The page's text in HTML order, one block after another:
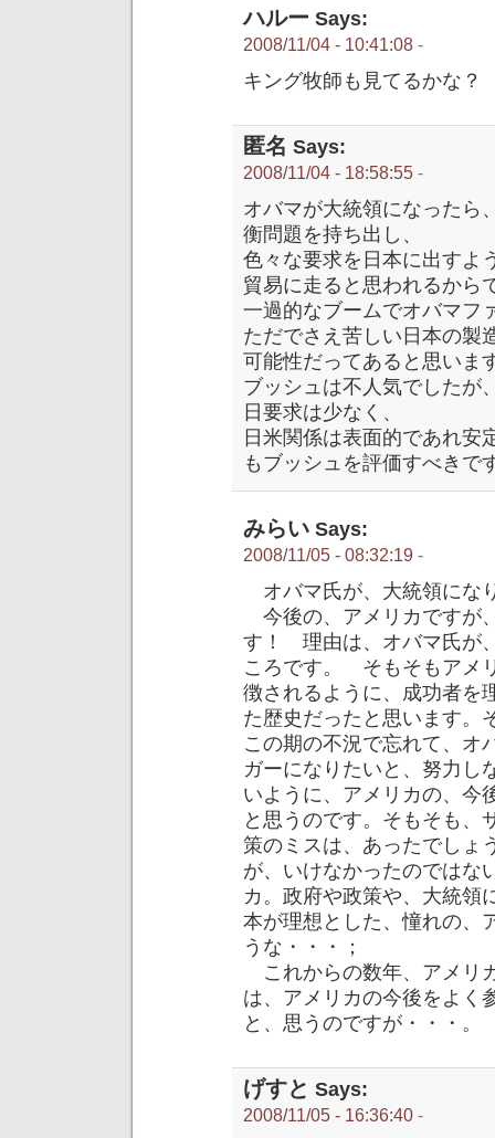
ハルー Says:
2008/11/04 - 10:41:08 -
キング牧師も見てるかな？
匿名 Says:
2008/11/04 - 18:58:55 -
オバマが大統領になったら
衡問題を持ち出し、
色々な要求を日本に出すよ
貿易に走ると思われるから
一過的なブームでオバマフ
ただでさえ苦しい日本の製
可能性だってあると思いま
ブッシュは不人気でしたが
日要求は少なく、
日米関係は表面的であれ安
もブッシュを評価すべきで
みらい Says:
2008/11/05 - 08:32:19 -
オバマ氏が、大統領にな
今後の、アメリカですが
す！ 理由は、オバマ氏が
ころです。 そもそもアメ
徴されるように、成功者を
た歴史だったと思います。
この期の不況で忘れて、オ
ガーになりたいと、努力し
いように、アメリカの、今
と思うのです。そもそも、
策のミスは、あったでしょ
が、いけなかったのではな
カ。政府や政策や、大統領
本が理想とした、憧れの、
うな・・・；
これからの数年、アメリ
は、アメリカの今後をよく
と、思うのですが・・・。
げすと Says:
2008/11/05 - 16:36:40 -